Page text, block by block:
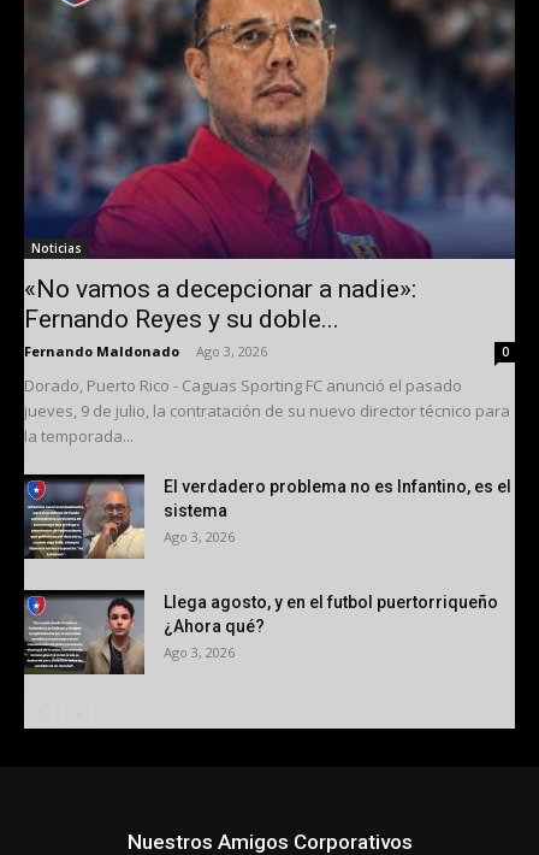
Noticias
«No vamos a decepcionar a nadie»:
Fernando Reyes y su doble...
Fernando Maldonado Ago 3, 2026 0
Dorado, Puerto Rico - Caguas Sporting FC anunció el pasado
jueves, 9 de julio, la contratación de su nuevo director técnico para
la temporada...
El verdadero problema no es Infantino, es el
sistema
Ago 3, 2026
Llega agosto, y en el futbol puertorriqueño
¿Ahora qué?
Ago 3, 2026
Nuestros Amigos Corporativos